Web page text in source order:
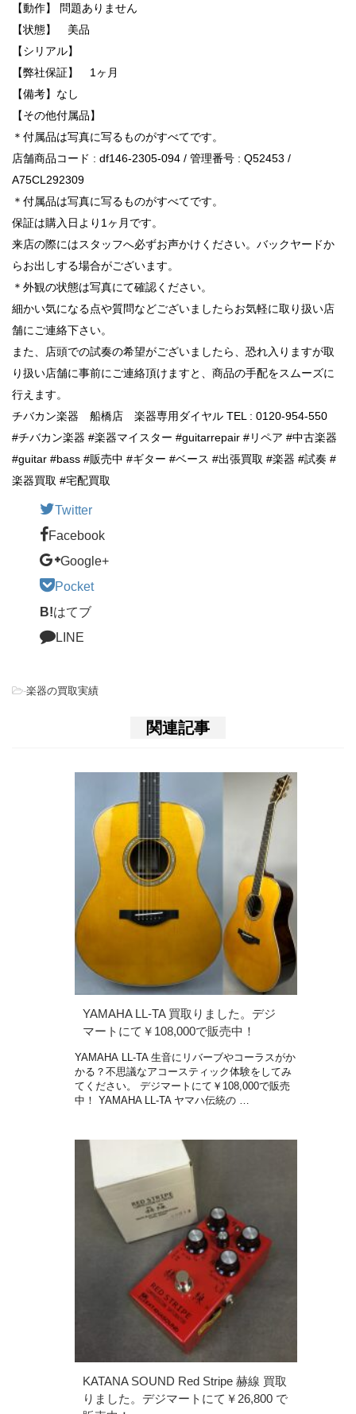
【動作】 問題ありません
【状態】 美品
【シリアル】
【弊社保証】 1ヶ月
【備考】なし
【その他付属品】
＊付属品は写真に写るものがすべてです。
店舗商品コード : df146-2305-094 / 管理番号 : Q52453 /
A75CL292309
＊付属品は写真に写るものがすべてです。
保証は購入日より1ヶ月です。
来店の際にはスタッフへ必ずお声かけください。バックヤードか
らお出しする場合がございます。
＊外観の状態は写真にて確認ください。
細かい気になる点や質問などございましたらお気軽に取り扱い店
舗にご連絡下さい。
また、店頭での試奏の希望がございましたら、恐れ入りますが取
り扱い店舗に事前にご連絡頂けますと、商品の手配をスムーズに
行えます。
チバカン楽器 船橋店 楽器専用ダイヤル TEL : 0120-954-550
#チバカン楽器 #楽器マイスター #guitarrepair #リペア #中古楽器
#guitar #bass #販売中 #ギター #ベース #出張買取 #楽器 #試奏 #
楽器買取 #宅配買取
Twitter
Facebook
Google+
Pocket
B!はてブ
LINE
-楽器の買取実績
関連記事
YAMAHA LL-TA 買取りました。デジ
マートにて￥108,000で販売中！
YAMAHA LL-TA 生音にリバーブやコーラスがか
かる？不思議なアコースティック体験をしてみ
てください。 デジマートにて￥108,000で販売
中！ YAMAHA LL-TA ヤマハ伝統の …
KATANA SOUND Red Stripe 赫線 買取
りました。デジマートにて￥26,800 で